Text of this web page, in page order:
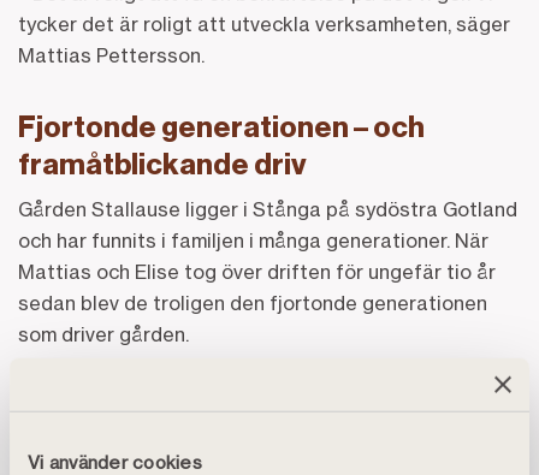
Vi använder cookies
tycker det är roligt att utveckla verksamheten, säger
Mattias Pettersson.
Fjortonde generationen – och
framåtblickande driv
Gården Stallause ligger i Stånga på sydöstra Gotland
och har funnits i familjen i många generationer. När
Mattias och Elise tog över driften för ungefär tio år
sedan blev de troligen den fjortonde generationen
som driver gården.
till fjortonde generationen. Att komma längre bak än
så är lite svårt eftersom kyrkoböckerna slutar där,